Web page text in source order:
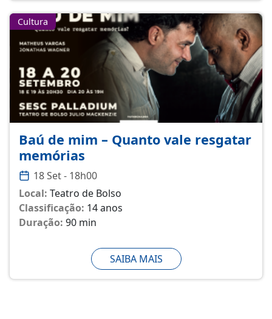
Cultura
Baú de mim – Quanto vale resgatar
memórias
18 Set - 18h00
Local: Teatro de Bolso
Classificação: 14 anos
Duração: 90 min
SAIBA MAIS